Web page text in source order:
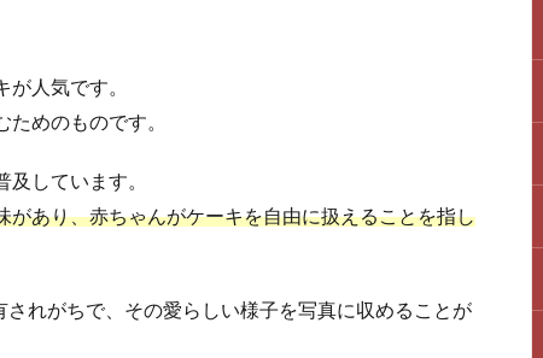
人気です。
めのものです。
しています。
があり、赤ちゃんがケーキを自由に扱えることを指し
れがちで、その愛らしい様子を写真に収めることが